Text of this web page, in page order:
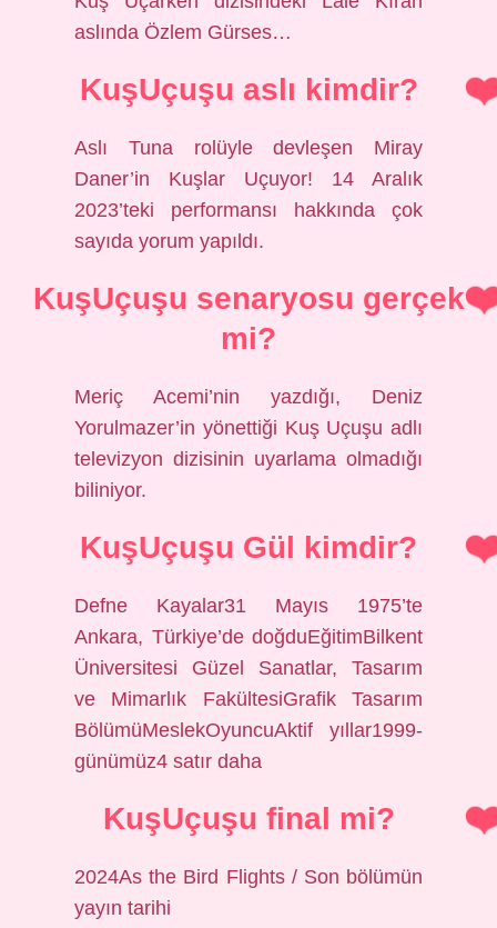
aslında Özlem Gürses…
KuşUçuşu aslı kimdir?
Aslı Tuna rolüyle devleşen Miray
Daner’in Kuşlar Uçuyor! 14 Aralık
2023’teki performansı hakkında çok
sayıda yorum yapıldı.
KuşUçuşu senaryosu gerçek
mi?
Meriç Acemi’nin yazdığı, Deniz
Yorulmazer’in yönettiği Kuş Uçuşu adlı
televizyon dizisinin uyarlama olmadığı
biliniyor.
KuşUçuşu Gül kimdir?
Defne Kayalar31 Mayıs 1975’te
Ankara, Türkiye’de doğduEğitimBilkent
Üniversitesi Güzel Sanatlar, Tasarım
ve Mimarlık FakültesiGrafik Tasarım
BölümüMeslekOyuncuAktif yıllar1999-
günümüz4 satır daha
KuşUçuşu final mi?
2024As the Bird Flights / Son bölümün
yayın tarihi